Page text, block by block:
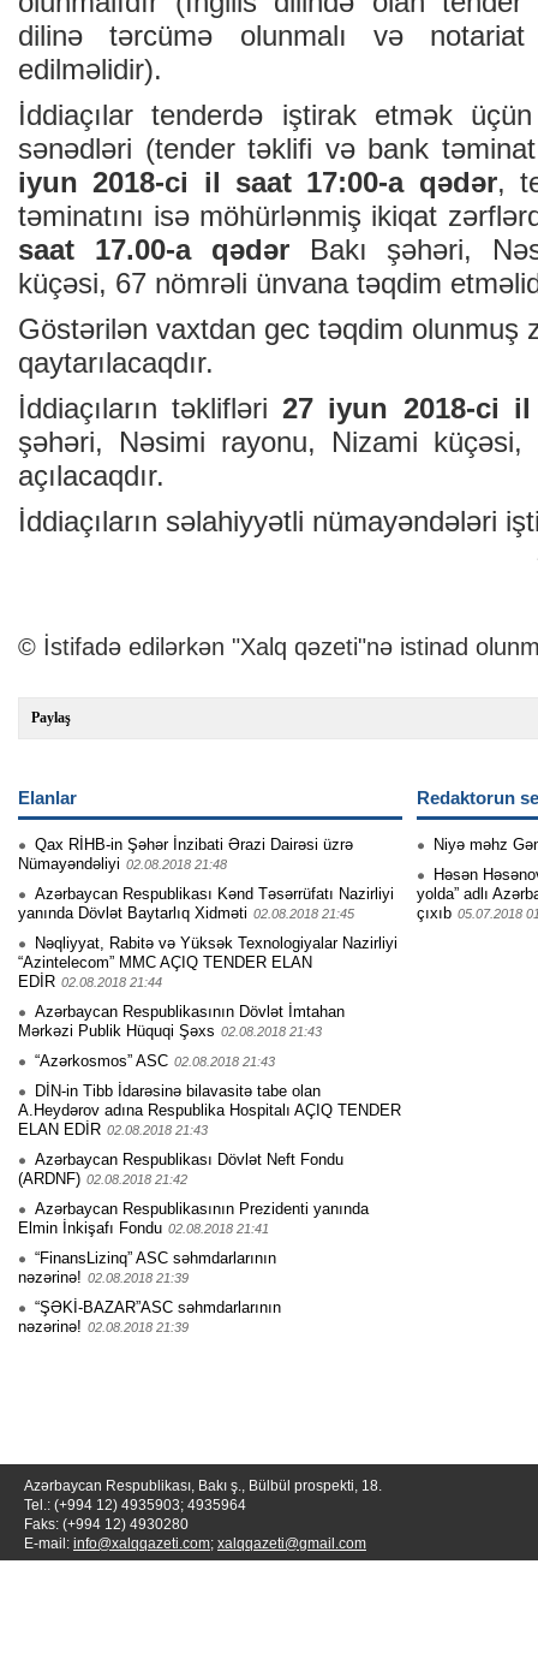
dilinə tərcümə olunmalı və notariat
edilməlidir).
İddiaçılar tenderdə iştirak etmək
sənədləri (tender təklifi və bank
iyun 2018-ci il saat 17:00-a qədər,
təminatını isə möhürlənmiş ikiqat
saat 17.00-a qədər Bakı şəhəri,
küçəsi, 67 nömrəli ünvana təqdim
Göstərilən vaxtdan gec təqdim olunmuş
qaytarılacaqdır.
İddiaçıların təklifləri27 iyun 2018-ci il
şəhəri, Nəsimi rayonu, Nizami küçəsi,
açılacaqdır.
İddiaçıların səlahiyyətli nümayəndələri
© İstifadə edilərkən "Xalq qəzeti"nə istinad
Paylaş
Elanlar
Qax RİHB-in Şəhər İnzibati Ərazi Dairəsi üzrə
Nümayəndəliyi 02.08.2018 21:48
Azərbaycan Respublikası Kənd Təsərrüfatı Nazirliyi
yanında Dövlət Baytarlıq Xidməti 02.08.2018 21:45
Nəqliyyat, Rabitə və Yüksək Texnologiyalar Nazirliyi
“Azintelecom” MMC AÇIQ TENDER ELAN
EDİR 02.08.2018 21:44
Azərbaycan Respublikasının Dövlət İmtahan
Mərkəzi Publik Hüquqi Şəxs 02.08.2018 21:43
“Azərkosmos” ASC 02.08.2018 21:43
DİN-in Tibb İdarəsinə bilavasitə tabe olan
A.Heydərov adına Respublika Hospitalı AÇIQ TENDER
ELAN EDİR 02.08.2018 21:43
Azərbaycan Respublikası Dövlət Neft Fondu
(ARDNF) 02.08.2018 21:42
Azərbaycan Respublikasının Prezidenti yanında
Elmin İnkişafı Fondu 02.08.2018 21:41
“FinansLizinq” ASC səhmdarlarının
nəzərinə! 02.08.2018 21:39
“ŞƏKİ-BAZAR”ASC səhmdarlarının
nəzərinə! 02.08.2018 21:39
Redaktorun
Niyə məhz
Həsən
yolda” adlı
çıxıb 05.07.2018
Azərbaycan Respublikası, Bakı ş., Bülbül prospekti, 18.
Tel.: (+994 12) 4935903; 4935964
Faks: (+994 12) 4930280
E-mail: info@xalqqazeti.com; xalqqazeti@gmail.com